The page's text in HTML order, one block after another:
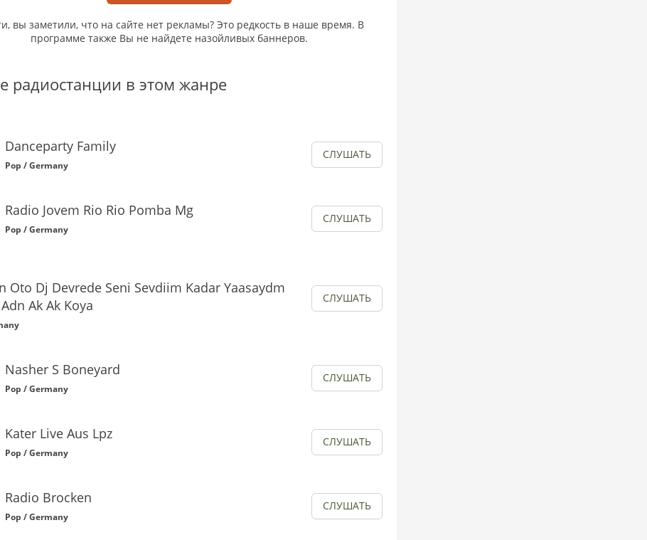
вы заметили, что на сайте нет рекламы? Это редкость в наше время. В
программе также Вы не найдете назойливых баннеров.
радиостанции в этом жанре
Danceparty Family
Pop / Germany
СЛУШАТЬ
Radio Jovem Rio Rio Pomba Mg
Pop / Germany
СЛУШАТЬ
Oto Dj Devrede Seni Sevdiim Kadar Yaasaydm
Ak Ak Koya
СЛУШАТЬ
Nasher S Boneyard
Pop / Germany
СЛУШАТЬ
Kater Live Aus Lpz
Pop / Germany
СЛУШАТЬ
Radio Brocken
Pop / Germany
СЛУШАТЬ